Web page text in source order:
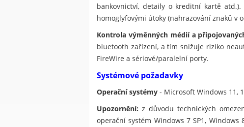
bankovnictví, detaily o kreditní kartě
homoglyfovými útoky (nahrazování znaků v
Kontrola výměnných médií a
bluetooth zařízení, a tím snižuje riziko
FireWire a sériové/paralelní porty.
Systémové požadavky
Operační systémy - Microsoft Windows 11,
Upozornění: z důvodu technických
operační systém Windows 7 SP1,